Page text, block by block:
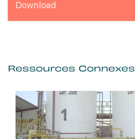
Download
Ressources Connexes